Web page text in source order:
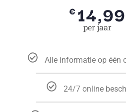
€ 14,99
per jaar
Alle informatie op één
24/7 online